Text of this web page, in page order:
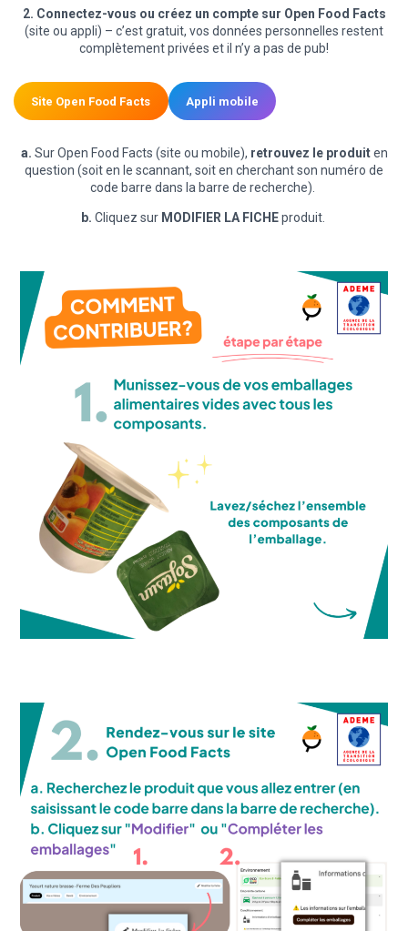
2. Connectez-vous ou créez un compte sur Open Food Facts
(site ou appli) – c’est gratuit, vos données personnelles restent
complètement privées et il n’y a pas de pub!
Site Open Food Facts Appli mobile
a. Sur Open Food Facts (site ou mobile), retrouvez le produiten
question (soit en le scannant, soit en cherchant son numéro de
code barre dans la barre de recherche).
b. Cliquez sur MODIFIER LA FICHEproduit.